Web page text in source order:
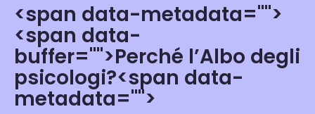
<span data-metadata="">
<span data-
buffer="">Perché l’Albo degli
psicologi?<span data-
metadata="">